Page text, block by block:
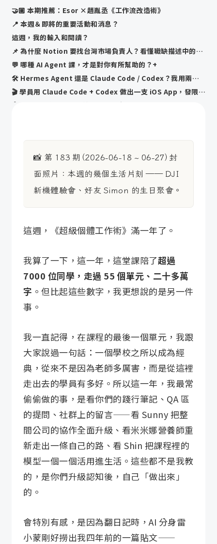
🤝🏼 本期推薦：Esor ×趙胤丞《工作流改造術》
📍 本週＆即將的重要活動和消息？
這週，我的輸入和閱讀？
📌 為什麼 Notion 要找台灣市場負責人？看懂職缺描述中的策略跟秘密+
💬 哪種 AI Agent 課，才是對你有所幫助的？+
🛠️ Hermes Agent 還是 Claude Code / Codex？我用兩個比喻幫你選+
🎬 學員用 Claude Code + Codex 做出一支 iOS App，發限動省 10 倍時間+
🤖 管理學員社群，6 分鐘解決過去半天的工作量+
📸 第 183 期（2026-06-18 ~ 06-27）封
面照片：本週的幾個生活片刻 —— DJI
新機體驗會、好友 Simon 的生日聚會。
這週，《超級個體工作術》滿一年了。
我算了一下，這一年，這堂課陪了超過
7000 位同學，走過 55 個單元、二十多萬
字 。但比起這些數字，我更想說的是另一件
事。
我一直記得，在課程的最後一個單元，我跟
大家說過一句話：一個學校之所以成為經
典，從來不是因為老師多厲害，而是從這裡
走出去的學員有多好。所以這一年，我最常
偷偷做的事，是看你們的踐行筆記、QA 區
的提問、社群上的留言——看 Sunny 把整
間公司的協作全面升級、看米米娜營養師重
新走出一條自己的路、看 Shin 把課程裡的
模型一個一個活用進生活。這些都不是我教
的，是你們升級認知後，自己「做出來」
的。
會特別有感，是因為翻日記時，AI 分身雷
小蒙剛好撈出我四年前的一篇貼文——